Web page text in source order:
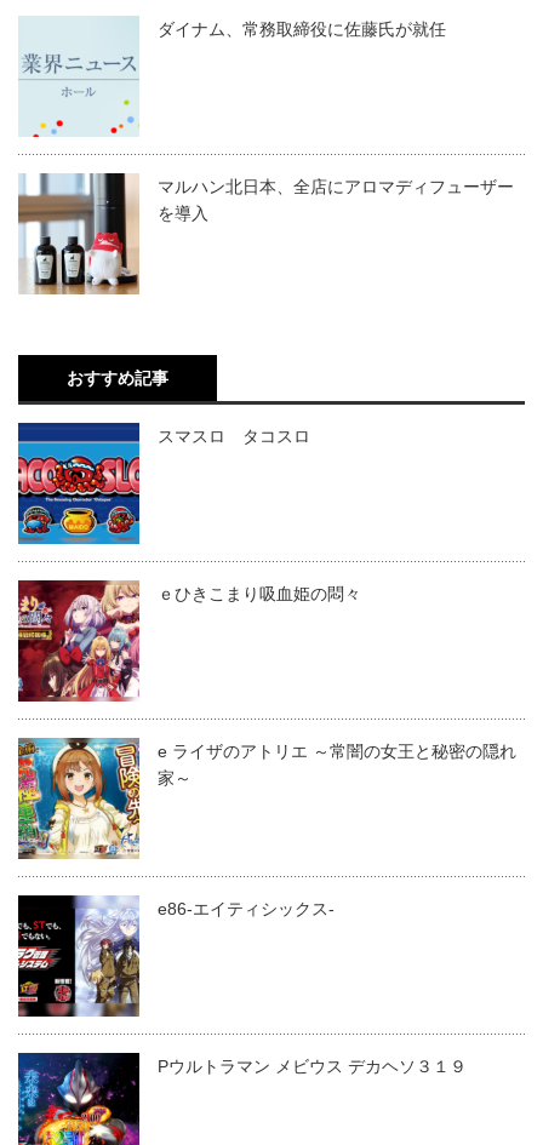
ダイナム、常務取締役に佐藤氏が就任
マルハン北日本、全店にアロマディフューザー
を導入
おすすめ記事
スマスロ タコスロ
ｅひきこまり吸血姫の悶々
e ライザのアトリエ ～常闇の女王と秘密の隠れ
家～
e86-エイティシックス-
Pウルトラマン メビウス デカヘソ３１９